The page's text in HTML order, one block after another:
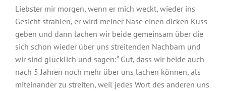
Liebster mir morgen, wenn er mich weckt, wieder ins
Gesicht strahlen, er wird meiner Nase einen dicken Kuss
geben und dann lachen wir beide gemeinsam über die
sich schon wieder über uns streitenden Nachbarn und
wir sind glücklich und sagen:“ Gut, dass wir beide auch
nach 5 Jahren noch mehr über uns lachen können, als
miteinander zu streiten, weil jedes Wort des anderen uns